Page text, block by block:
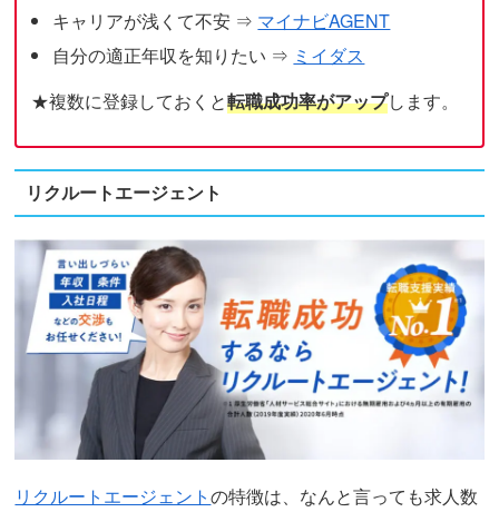
キャリアが浅くて不安 ⇒ マイナビAGENT
自分の適正年収を知りたい ⇒ ミイダス
★複数に登録しておくと転職成功率がアップします。
リクルートエージェント
リクルートエージェントの特徴は、なんと言っても求人数